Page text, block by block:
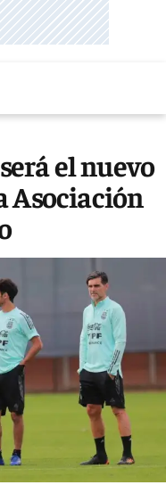
el nuevo
Asociación